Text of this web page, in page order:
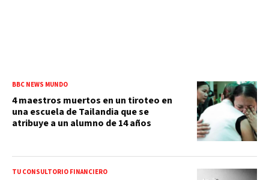
BBC NEWS MUNDO
4 maestros muertos en un tiroteo en
una escuela de Tailandia que se
atribuye a un alumno de 14 años
TU CONSULTORIO FINANCIERO